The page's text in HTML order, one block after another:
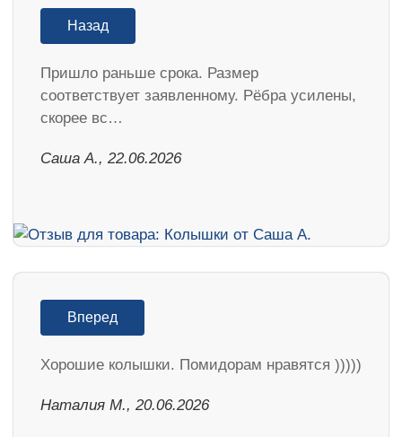
Назад
Пришло раньше срока. Размер
соответствует заявленному. Рёбра усилены,
скорее вс…
Саша А., 22.06.2026
Вперед
Хорошие колышки. Помидорам нравятся )))))
Наталия М., 20.06.2026